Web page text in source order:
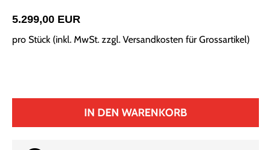
5.299,00 EUR
pro Stück (inkl. MwSt. zzgl. Versandkosten für Grossartikel)
IN DEN WARENKORB